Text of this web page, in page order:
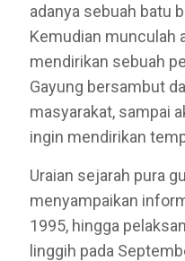
adanya sebuah batu
Kemudian munculah
mendirikan sebuah
Gayung bersambut
masyarakat, sampai
ingin mendirikan
Uraian sejarah pura
menyampaikan
1995, hingga
linggih pada